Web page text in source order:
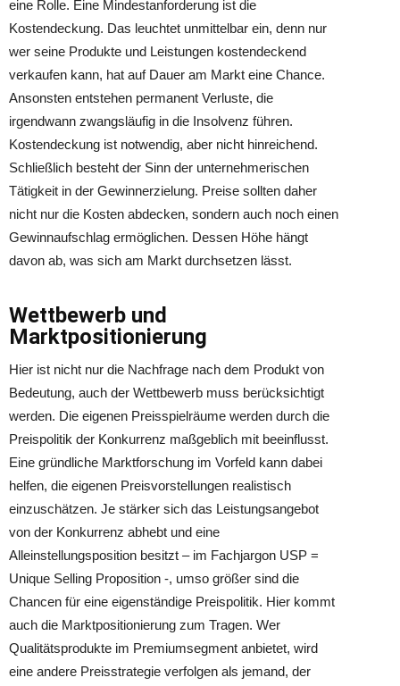
eine Rolle. Eine Mindestanforderung ist die
Kostendeckung. Das leuchtet unmittelbar ein, denn nur
wer seine Produkte und Leistungen kostendeckend
verkaufen kann, hat auf Dauer am Markt eine Chance.
Ansonsten entstehen permanent Verluste, die
irgendwann zwangsläufig in die Insolvenz führen.
Kostendeckung ist notwendig, aber nicht hinreichend.
Schließlich besteht der Sinn der unternehmerischen
Tätigkeit in der Gewinnerzielung. Preise sollten daher
nicht nur die Kosten abdecken, sondern auch noch einen
Gewinnaufschlag ermöglichen. Dessen Höhe hängt
davon ab, was sich am Markt durchsetzen lässt.
Wettbewerb und
Marktpositionierung
Hier ist nicht nur die Nachfrage nach dem Produkt von
Bedeutung, auch der Wettbewerb muss berücksichtigt
werden. Die eigenen Preisspielräume werden durch die
Preispolitik der Konkurrenz maßgeblich mit beeinflusst.
Eine gründliche Marktforschung im Vorfeld kann dabei
helfen, die eigenen Preisvorstellungen realistisch
einzuschätzen. Je stärker sich das Leistungsangebot
von der Konkurrenz abhebt und eine
Alleinstellungsposition besitzt – im Fachjargon USP =
Unique Selling Proposition -, umso größer sind die
Chancen für eine eigenständige Preispolitik. Hier kommt
auch die Marktpositionierung zum Tragen. Wer
Qualitätsprodukte im Premiumsegment anbietet, wird
eine andere Preisstrategie verfolgen als jemand, der